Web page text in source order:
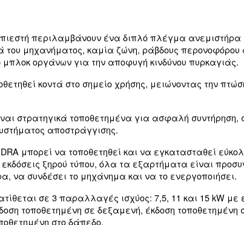
μεταφέρεται εύκολα χάρη στις
αφής 6,1 ιντσών καθιστά εύκολο τον
των παραμέτρων
συντήρησης στην ψηφιακή εφαρμογή.
έχει σχεδιαστεί για βελτιωμένη
σύστημα μετάδοσης κίνησης άμεσης
ένα σύστημα στο οποίο μπορείτε να